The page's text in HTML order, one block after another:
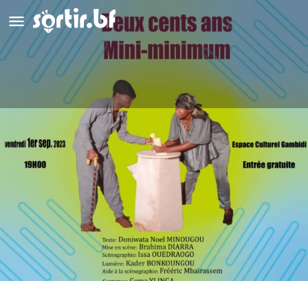
Deux cent ans Mini-minimum
Détails Avis 0
Laisser un avis Ajouter aux favoris
Description
Piece de théâtre